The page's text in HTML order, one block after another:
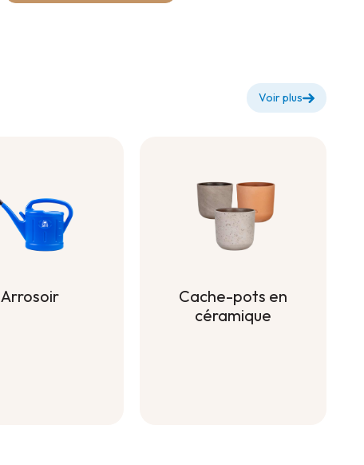
Voir plus
Arrosoir
Cache-pots en
céramique